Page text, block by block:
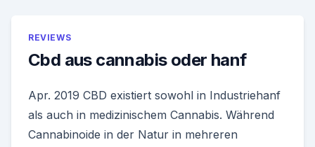
REVIEWS
Cbd aus cannabis oder hanf
Apr. 2019 CBD existiert sowohl in Industriehanf
als auch in medizinischem Cannabis. Während
Cannabinoide in der Natur in mehreren